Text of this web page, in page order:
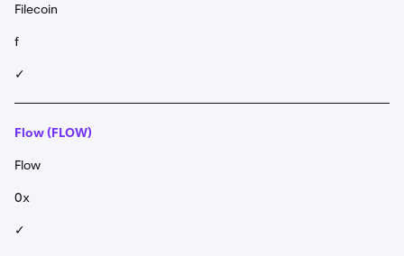
Filecoin
f
✓
Flow (FLOW)
Flow
0x
✓